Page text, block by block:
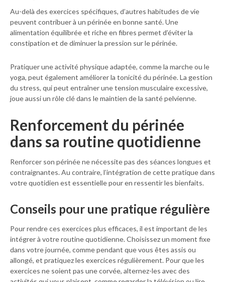
Au-delà des exercices spécifiques, d’autres habitudes de vie
peuvent contribuer à un périnée en bonne santé. Une
alimentation équilibrée et riche en fibres permet d’éviter la
constipation et de diminuer la pression sur le périnée.
Pratiquer une activité physique adaptée, comme la marche ou le
yoga, peut également améliorer la tonicité du périnée. La gestion
du stress, qui peut entraîner une tension musculaire excessive,
joue aussi un rôle clé dans le maintien de la santé pelvienne.
Renforcement du périnée
dans sa routine quotidienne
Renforcer son périnée ne nécessite pas des séances longues et
contraignantes. Au contraire, l’intégration de cette pratique dans
votre quotidien est essentielle pour en ressentir les bienfaits.
Conseils pour une pratique régulière
Pour rendre ces exercices plus efficaces, il est important de les
intégrer à votre routine quotidienne. Choisissez un moment fixe
dans votre journée, comme pendant que vous êtes assis ou
allongé, et pratiquez les exercices régulièrement. Pour que les
exercices ne soient pas une corvée, alternez-les avec des